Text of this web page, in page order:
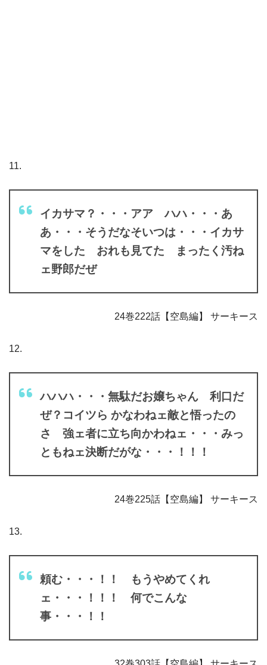
11.
イカサマ？・・・アア ハハ・・・あ
あ・・・そうだなそいつは・・・イカサ
マをした おれも見てた まったく汚ね
ェ野郎だぜ
24巻222話【空島編】 サーキース
12.
ハハハ・・・無駄だお嬢ちゃん 利口だ
ぜ？コイツら かなわねェ敵と悟ったの
さ 強ェ者に立ち向かわねェ・・・みっ
ともねェ決断だがな・・・！！！
24巻225話【空島編】 サーキース
13.
頼む・・・！！ もうやめてくれ
ェ・・・！！！ 何でこんな
事・・・！！